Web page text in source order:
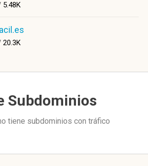
5.48K
20.3K
Subdominios
tiene subdominios con tráfico